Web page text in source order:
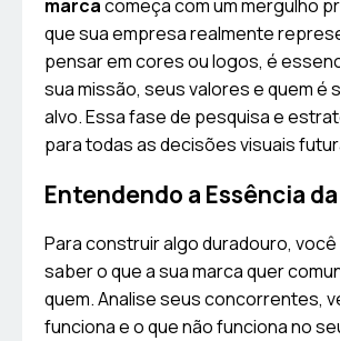
marcacomeça com um mergulho
que sua empresa realmente
pensar em cores ou logos, é
sua missão, seus valores e quem é
alvo. Essa fase de pesquisa e
para todas as decisões visuais
Entendendo a Essência
Para construir algo duradouro,
saber o que a sua marca quer
quem. Analise seus concorrentes,
funciona e o que não funciona no